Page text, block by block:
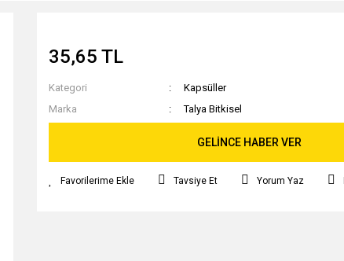
35,65 TL
Kategori
Kapsüller
Marka
Talya Bitkisel
GELİNCE HABER VER
Tavsiye Et Yorum Yaz